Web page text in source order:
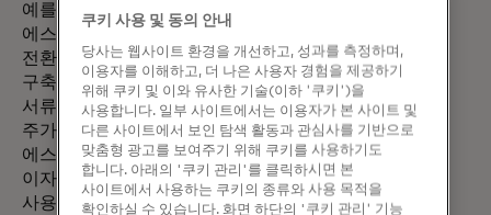
예를 들어, 부동산 거래 회사인
에스크로 프로세스를 MTN 블록체인으로
전환하여 자금 이체를 위한 투명한 인프라를
구축하고 있습니다. 모든 부동산 매매에서
서류 작업이 완료될 때까지 기다리는 데는 몇
주가 걸릴 수 있습니다. 한편, 계약금은
에스크로에 예치되어 구매자와 판매자 모두
이자를 받을 수 없습니다. Coadjute 앱을
사용하면 구매자가 은행 계좌에 돈을 보류할
쿠키 사용 및 동의 안내
당사는 웹사이트 환경을 개선하고, 성과를 측정하며,
이용자를 이해하고, 더 나은 사용자 경험을 제공하기
위해 쿠키 및 이와 유사한 기술(이하 '쿠키')을
사용합니다. 일부 사이트에서는 이용자가 본 사이트 및
다른 사이트에서 보인 탐색 활동과 관심사를 기반으로
맞춤형 광고를 보여주기 위해 쿠키를 사용하기도
합니다. 아래의 '쿠키 관리'를 클릭하시면 본
사이트에서 사용하는 쿠키의 종류와 사용 목적을
확인하실 수 있습니다. 화면 하단의 '쿠키 관리' 기능